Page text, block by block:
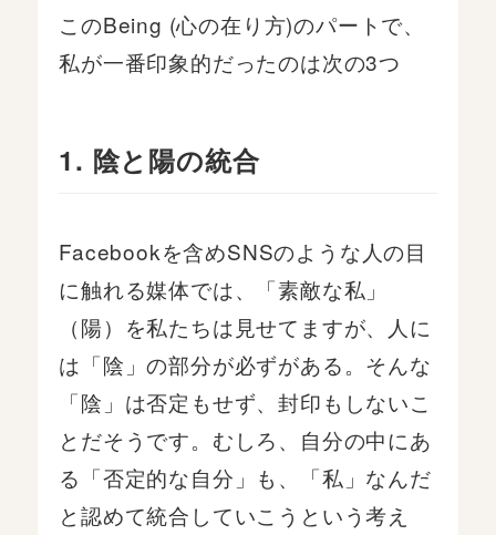
このBeing (心の在り方)のパートで、
私が一番印象的だったのは次の3つ
1. 陰と陽の統合
Facebookを含めSNSのような人の目
に触れる媒体では、「素敵な私」
（陽）を私たちは見せてますが、人に
は「陰」の部分が必ずがある。そんな
「陰」は否定もせず、封印もしないこ
とだそうです。むしろ、自分の中にあ
る「否定的な自分」も、「私」なんだ
と認めて統合していこうという考え